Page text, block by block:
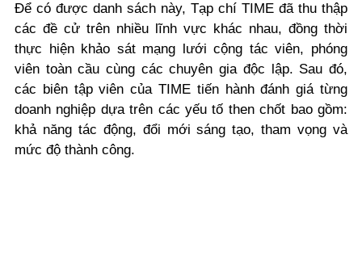
Để có được danh sách này, Tạp chí TIME đã thu thập
các đề cử trên nhiều lĩnh vực khác nhau, đồng thời
thực hiện khảo sát mạng lưới cộng tác viên, phóng
viên toàn cầu cùng các chuyên gia độc lập. Sau đó,
các biên tập viên của TIME tiến hành đánh giá từng
doanh nghiệp dựa trên các yếu tố then chốt bao gồm:
khả năng tác động, đổi mới sáng tạo, tham vọng và
mức độ thành công.